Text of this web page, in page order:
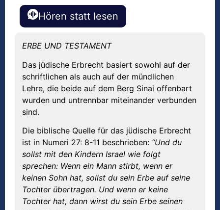
Hören statt lesen
ERBE UND TESTAMENT
Das jüdische Erbrecht basiert sowohl auf der
schriftlichen als auch auf der mündlichen
Lehre, die beide auf dem Berg Sinai offenbart
wurden und untrennbar miteinander verbunden
sind.
Die biblische Quelle für das jüdische Erbrecht
ist in Numeri 27: 8-11 beschrieben: “Und du
sollst mit den Kindern Israel wie folgt
sprechen: Wenn ein Mann stirbt, wenn er
keinen Sohn hat, sollst du sein Erbe auf seine
Tochter übertragen. Und wenn er keine
Tochter hat, dann wirst du sein Erbe seinen